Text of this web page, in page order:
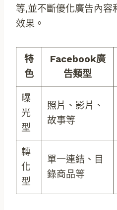
等,並不斷優化廣告內容
效果。
特
色
Facebook廣
告類型
曝
光
型
照片、影片、
故事等
轉
化
型
單一連結、目
錄商品等